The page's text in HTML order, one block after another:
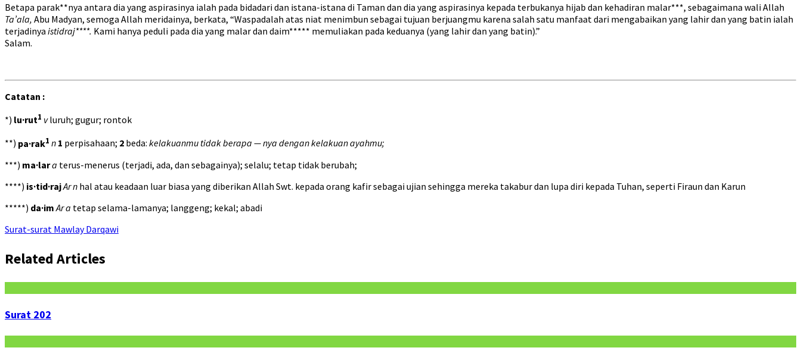
Betapa parak**nya antara dia yang aspirasinya ialah pada bidadari dan istana-istana di Taman dan dia yang aspirasinya kepada terbukanya hijab dan kehadiran malar***, sebagaimana wali Allah
Ta’ala, Abu Madyan, semoga Allah meridainya, berkata, “Waspadalah atas niat menimbun sebagai tujuan berjuangmu karena salah satu manfaat dari mengabaikan yang lahir dan yang batin ialah
terjadinya istidraj****. Kami hanya peduli pada dia yang malar dan daim***** memuliakan pada keduanya (yang lahir dan yang batin).”
Salam.
Catatan :
*) lu·rut1 vluruh; gugur; rontok
**) pa·rak1 n 1 perpisahaan; 2 beda: kelakuanmu tidak berapa — nya dengan kelakuan ayahmu;
***) ma·lara terus-menerus (terjadi, ada, dan sebagainya); selalu; tetap tidak berubah;
****) is·tid·rajAr n hal atau keadaan luar biasa yang diberikan Allah Swt. kepada orang kafir sebagai ujian sehingga mereka takabur dan lupa diri kepada Tuhan, seperti Firaun dan Karun
*****) da·im Ara tetap selama-lamanya; langgeng; kekal; abadi
Surat-surat Mawlay Darqawi
Related Articles
Surat 202